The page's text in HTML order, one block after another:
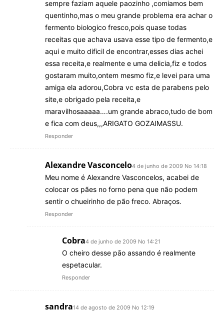
sempre faziam aquele paozinho ,comiamos bem
quentinho,mas o meu grande problema era achar o
fermento biologico fresco,pois quase todas
receitas que achava usava esse tipo de fermento,e
aqui e muito dificil de encontrar,esses dias achei
essa receita,e realmente e uma delicia,fiz e todos
gostaram muito,ontem mesmo fiz,e levei para uma
amiga ela adorou,Cobra vc esta de parabens pelo
site,e obrigado pela receita,e
maravilhosaaaaa….um grande abraco,tudo de bom
e fica com deus,,,ARIGATO GOZAIMASSU.
Responder
Alexandre Vasconcelo4 de junho de 2009 No 14:18
Meu nome é Alexandre Vasconcelos, acabei de
colocar os pães no forno pena que não podem
sentir o chueirinho de pão freco. Abraços.
Responder
Cobra4 de junho de 2009 No 14:21
O cheiro desse pão assando é realmente
espetacular.
Responder
sandra14 de agosto de 2009 No 12:19